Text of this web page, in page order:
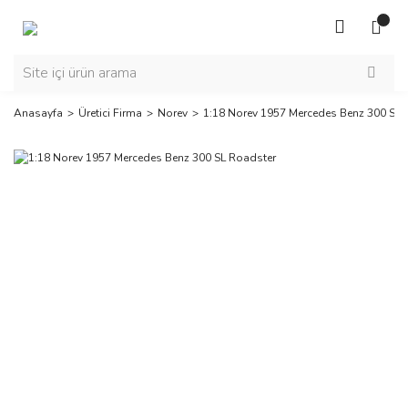
Anasayfa Üretici Firma Norev 1:18 Norev 1957 Mercedes Benz 300 SL